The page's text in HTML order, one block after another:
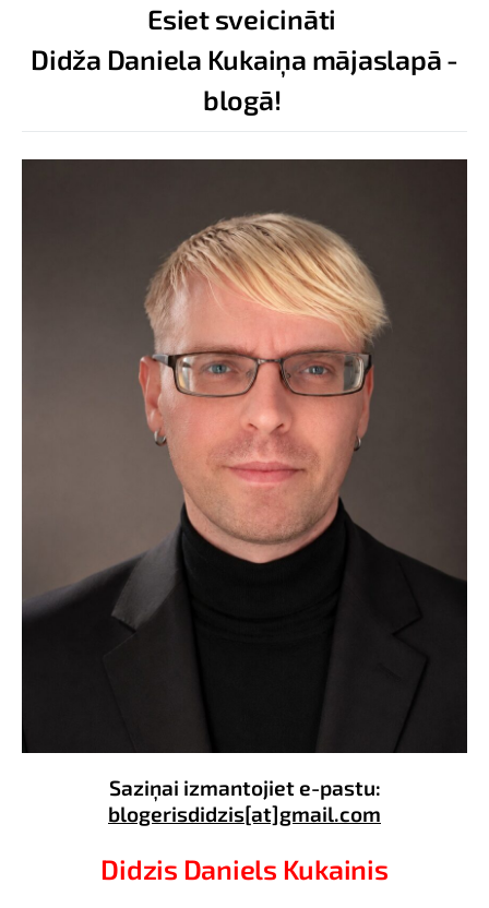
Esiet sveicināti
Didža Daniela Kukaiņa mājaslapā -
blogā!
Saziņai izmantojiet e-pastu:
blogerisdidzis[at]gmail.com
Didzis Daniels Kukainis